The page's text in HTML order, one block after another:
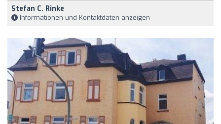
Stefan C. Rinke
Informationen und Kontaktdaten anzeigen